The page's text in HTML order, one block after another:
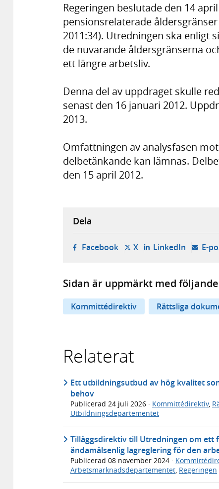
Regeringen beslutade den 14
pensionsrelaterade
2011:34). Utredningen ska enligt
de nuvarande åldersgränserna
ett längre arbetsliv.
Denna del av uppdraget skulle
senast den 16 januari 2012.
2013.
Omfattningen av analysfasen
delbetänkande kan lämnas.
den 15 april 2012.
Dela
Facebook- öppnas i ny flik, extern
X- öppnas i ny flik,
LinkedIn- E-
Sidan är uppmärkt med
Kommittédirektiv Rättsliga
Relaterat
Ett utbildningsutbud av hög kvalitet
behov
Publicerad 24 juli 2026 · Kommittédirektiv,
Utbildningsdepartementet
Tilläggsdirektiv till Utredningen om
ändamålsenlig lagreglering för den
Publicerad 08 november 2024 ·
Arbetsmarknadsdepartementet, Regeringen